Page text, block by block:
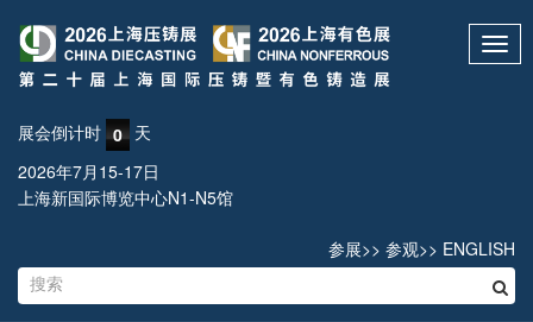
展会倒计时 0 天
2026年7月15-17日
上海新国际博览中心N1-N5馆
参展>> 参观>> ENGLISH